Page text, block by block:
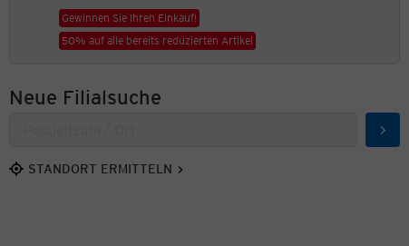
Gewinnen Sie Ihren Einkauf!
50% auf alle bereits reduzierten Artikel
Neue Filialsuche
STANDORT ERMITTELN